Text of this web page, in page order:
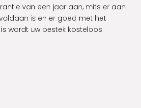
van een jaar aan, mits er aan
is en er goed met het
wordt uw bestek kosteloos